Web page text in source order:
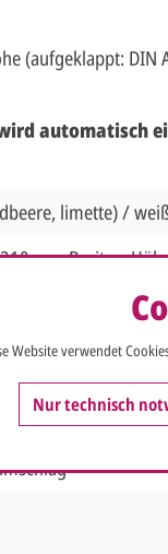
(aufgeklappt: DIN
automatisch
limette) /
mm Breite x
oder auf Anfrage
mehr Infos
Website verwendet
Nur technisch